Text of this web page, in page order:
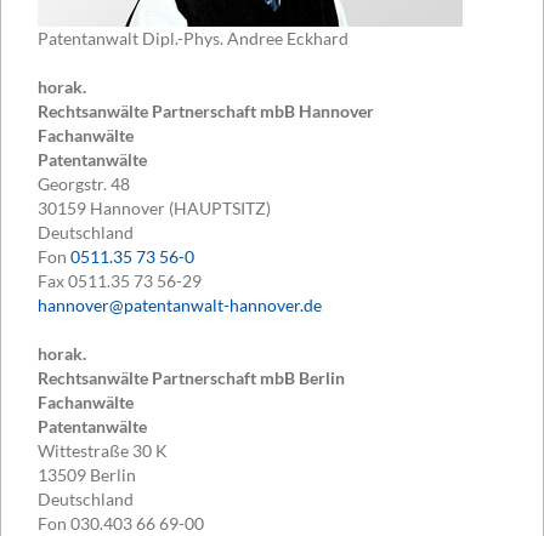
Patentanwalt Dipl.-Phys. Andree Eckhard
horak.
Rechtsanwälte Partnerschaft mbB Hannover
Fachanwälte
Patentanwälte
Georgstr. 48
30159 Hannover (HAUPTSITZ)
Deutschland
Fon 0511.35 73 56-0
Fax0511.35 73 56-29
hannover@patentanwalt-hannover.de
horak.
Rechtsanwälte Partnerschaft mbB Berlin
Fachanwälte
Patentanwälte
Wittestraße 30 K
13509 Berlin
Deutschland
Fon 030.403 66 69-00